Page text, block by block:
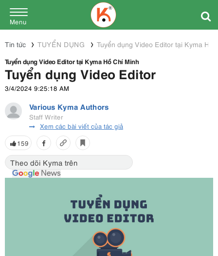
Menu
Tin tức TUYỂN DỤNG
Tuyển dụng Video Editor tại Kyma Hồ
Tuyển dụng Video Editor tại Kyma Hồ Chí Minh
Tuyển dụng Video Editor
3/4/2024 9:25:18 AM
Various Kyma Authors
Staff Writer
Xem các bài viết của tác giả
159
Theo dõi Kyma trên